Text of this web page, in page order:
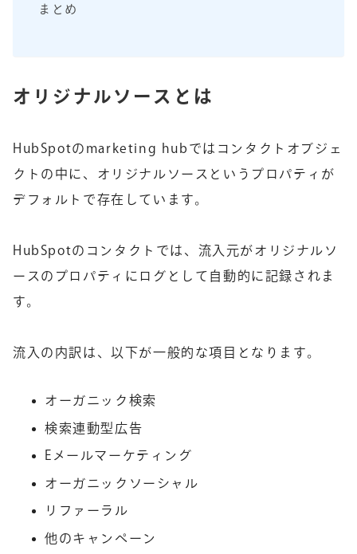
まとめ
オリジナルソースとは
HubSpotのmarketing hubではコンタクトオブジェ
クトの中に、オリジナルソースというプロパティが
デフォルトで存在しています。
HubSpotのコンタクトでは、流入元がオリジナルソ
ースのプロパティにログとして自動的に記録されま
す。
流入の内訳は、以下が一般的な項目となります。
オーガニック検索
検索連動型広告
Eメールマーケティング
オーガニックソーシャル
リファーラル
他のキャンペーン